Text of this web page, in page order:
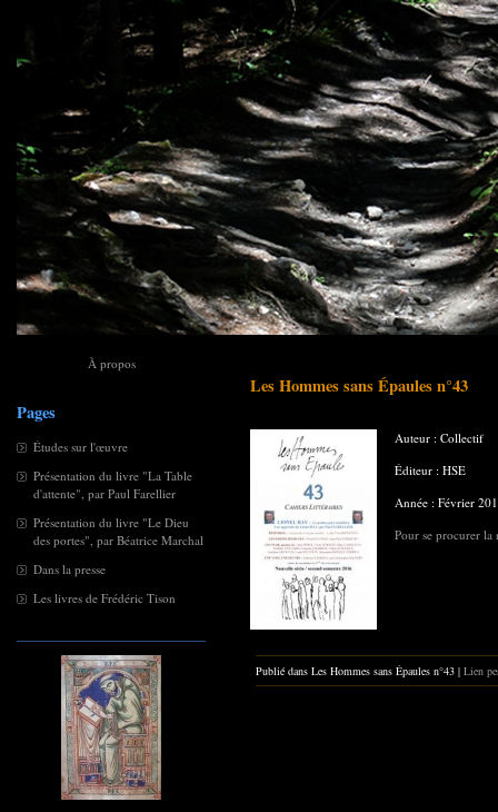
À propos
Pages
Études sur l'œuvre
Présentation du livre "La Table
d'attente", par Paul Farellier
Présentation du livre "Le Dieu
des portes", par Béatrice Marchal
Dans la presse
Les livres de Frédéric Tison
Les Hommes sans Épaules n°43
Auteur : Collectif
Éditeur : HSE
Année : Février
Pour se procurer la
Publié dans Les Hommes sans Épaules n°43 | Lien